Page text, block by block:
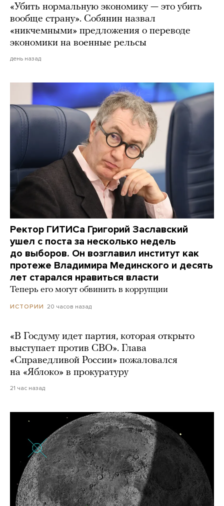
«Убить нормальную экономику — это убить
вообще страну». Собянин назвал
«никчемными» предложения о переводе
экономики на военные рельсы
день назад
Ректор ГИТИСа Григорий Заславский
ушел с поста за несколько недель
до выборов. Он возглавил институт как
протеже Владимира Мединского и десять
лет старался нравиться власти
Теперь его могут обвинить в коррупции
ИСТОРИИ 20 часов назад
«В Госдуму идет партия, которая открыто
выступает против СВО». Глава
«Справедливой России» пожаловался
на «Яблоко» в прокуратуру
21 час назад